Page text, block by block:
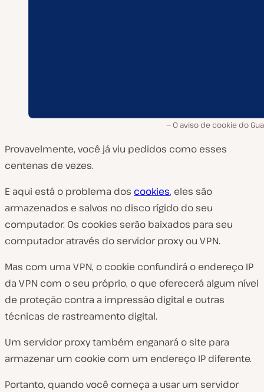
O aviso de cookie do
Provavelmente, você já viu pedidos como esses
centenas de vezes.
E aqui está o problema dos cookies, eles são
armazenados e salvos no disco rígido do seu
computador. Os cookies serão baixados para seu
computador através do servidor proxy ou VPN.
Mas com uma VPN, o cookie confundirá o endereço IP
da VPN com o seu próprio, o que oferecerá algum nível
de proteção contra a impressão digital e outras
técnicas de rastreamento digital.
Um servidor proxy também enganará o site para
armazenar um cookie com um endereço IP diferente.
Portanto, quando você começa a usar um servidor